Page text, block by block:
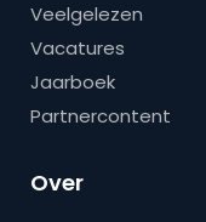
Veelgelezen
Vacatures
Jaarboek
Partnercontent
Over